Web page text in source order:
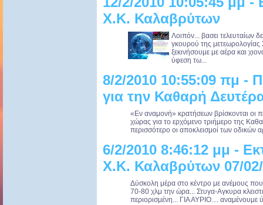
Χ.Κ. Καλαβρύτων
Λοιπόν... βασει τελευταίων
γκουρού της μετεωρολογίας
ξεκινήσουμε με αέρα και
ύφεση τω...
8/2/2010 10:55:09 πμ -
για την Καθαρή
«Εν αναμονή» κρατήσεων βρίσκονται οι
χώρας για το ερχόμενο τριήμερο της
περισσότερο οι αποκλεισμοί των οδικών
6/2/2010 8:46:12 μμ -
Χ.Κ. Καλαβρύτων 07/
Δύσκολη μέρα στο κέντρο με ανέμους που
70-80 χλμ την ώρα... Στυγα-Αγκυρα
περιορισμένη... ΓΙΑ ΑΥΡΙΟ.... αναμένουμε